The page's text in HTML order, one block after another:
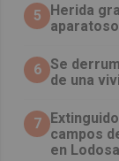
5
Herida
6 Se
de una
7
campos
en Lodosa